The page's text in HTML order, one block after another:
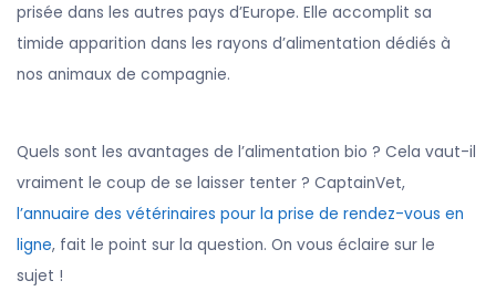
prisée dans les autres pays d’Europe. Elle accomplit sa
timide apparition dans les rayons d’alimentation dédiés à
nos animaux de compagnie.
Quels sont les avantages de l’alimentation bio ? Cela vaut-il
vraiment le coup de se laisser tenter ? CaptainVet,
l’annuaire des vétérinaires pour la prise de rendez-vous en
ligne, fait le point sur la question. On vous éclaire sur le
sujet !